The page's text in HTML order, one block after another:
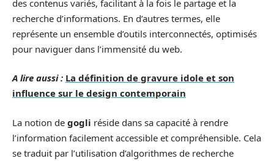
des contenus variés, facilitant à la fois le partage et la
recherche d’informations. En d’autres termes, elle
représente un ensemble d’outils interconnectés, optimisés
pour naviguer dans l’immensité du web.
A lire aussi : La définition de gravure idole et son
influence sur le design contemporain
La notion de gogli réside dans sa capacité à rendre
l’information facilement accessible et compréhensible. Cela
se traduit par l’utilisation d’algorithmes de recherche